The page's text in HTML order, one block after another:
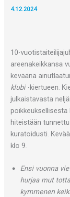
4.12.2024
10-
areenakeikkansa
keväänä
klubi -kiertueen.
julkaistavasta
hiteistään
kuratoidusti.
klo 9.
Ensi vuonna
hurjaa mut
kymmenen